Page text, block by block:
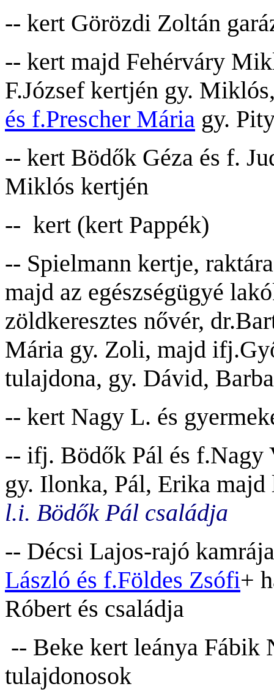
-- kert Görözdi Zoltán g
-- kert majd Fehérváry
F.József kertjén gy.
és f.Prescher Mária gy.
-- kert Bödők Géza és f.
Miklós kertjén
-- kert (kert Pappék)
-- Spielmann kertje,
majd az egészségügyé
zöldkeresztes nővér,
Mária gy. Zoli, majd
tulajdona, gy. Dávid,
-- kert Nagy L. és
-- ifj. Bödők Pál és f.Nagy
gy. Ilonka, Pál, Erika
l.i. Bödők Pál családja
-- Décsi Lajos-rajó
László és f.Földes Zsófi+
Róbert és családja
-- Beke kert leánya Fábik
tulajdonosok